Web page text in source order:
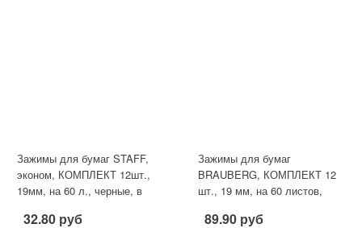
Зажимы для бумаг STAFF,
эконом, КОМПЛЕКТ 12шт.,
19мм, на 60 л., черные, в
32.80 руб
Зажимы для бумаг
BRAUBERG, КОМПЛЕКТ 12
шт., 19 мм, на 60 листов,
224470
89.90 руб